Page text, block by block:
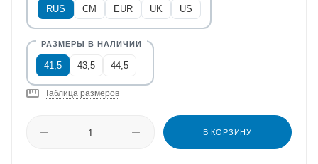
RUS CM EUR UK US
41,5 43,5 44,5
Таблица размеров
В КОРЗИНУ